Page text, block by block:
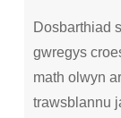
Dosbarthiad
gwregys
math olwyn
trawsblannu